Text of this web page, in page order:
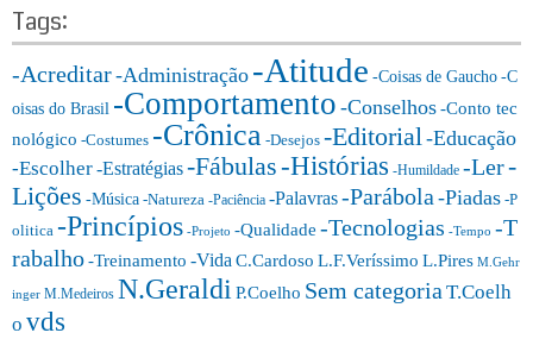
o
t
e
r
i
a
s:
Tags:
-Acreditar-Administração -Atitude -Coisas de Gaucho -C
oisas do Brasil -Comportamento -Conselhos-Conto tec
nológico -Costumes -Crônica -Desejos -Editorial -Educação
-Escolher-Estratégias-Fábulas-Histórias -Humildade -Ler-
Lições -Música -Natureza -Paciência -Palavras-Parábola -Piadas -P
olitica -Princípios -Projeto -Qualidade -Tecnologias -Tempo -T
rabalho-Treinamento -VidaC.Cardoso L.F.Veríssimo L.Pires M.Gehr
inger M.Medeiros N.Geraldi P.Coelho Sem categoria T.Coelh
o vds